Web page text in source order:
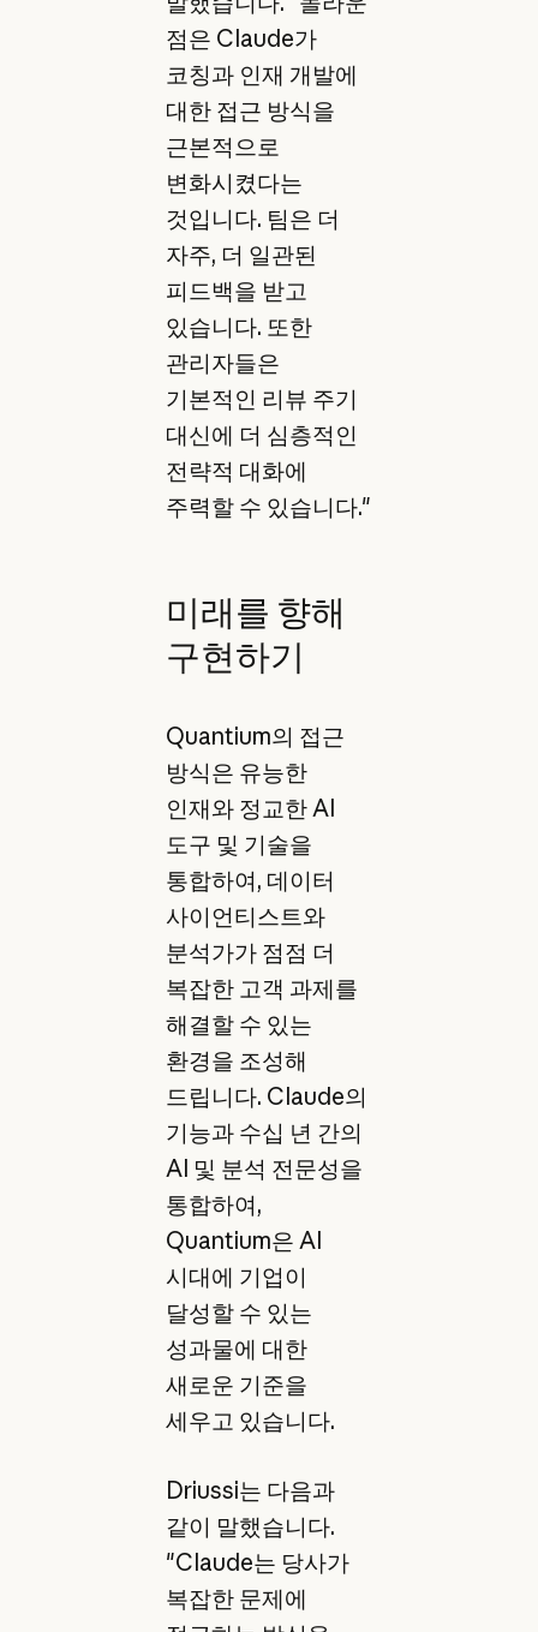
점은 Claude가
코칭과 인재 개발에
대한 접근 방식을
근본적으로
변화시켰다는
것입니다. 팀은 더
자주, 더 일관된
피드백을 받고
있습니다. 또한
관리자들은
기본적인 리뷰 주기
대신에 더 심층적인
전략적 대화에
주력할 수 있습니다."
미래를 향해
구현하기
Quantium의 접근
방식은 유능한
인재와 정교한 AI
도구 및 기술을
통합하여, 데이터
사이언티스트와
분석가가 점점 더
복잡한 고객 과제를
해결할 수 있는
환경을 조성해
드립니다. Claude의
기능과 수십 년 간의
AI 및 분석 전문성을
통합하여,
Quantium은 AI
시대에 기업이
달성할 수 있는
성과물에 대한
새로운 기준을
세우고 있습니다.
Driussi는 다음과
같이 말했습니다.
"Claude는 당사가
복잡한 문제에